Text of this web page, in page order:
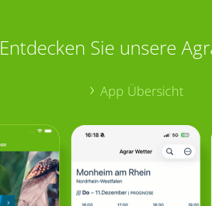
Entdecken Sie unsere
App Übersicht